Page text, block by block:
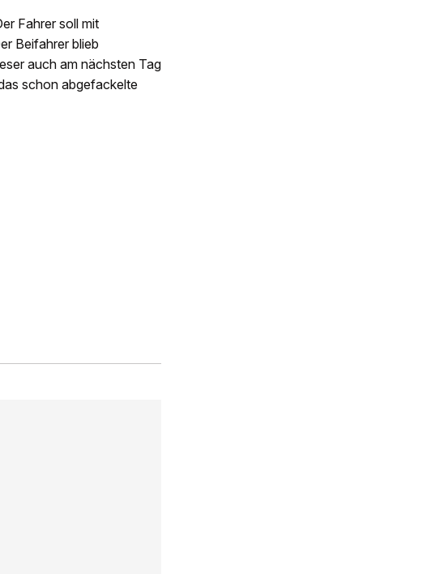
Fahrer soll mit
Beifahrer blieb
auch am nächsten Tag
schon abgefackelte